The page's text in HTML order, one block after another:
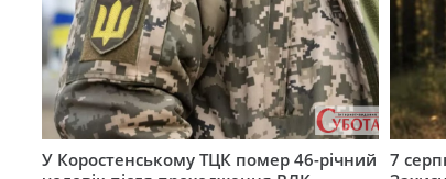
У Коростенському ТЦК помер 46-річний
7